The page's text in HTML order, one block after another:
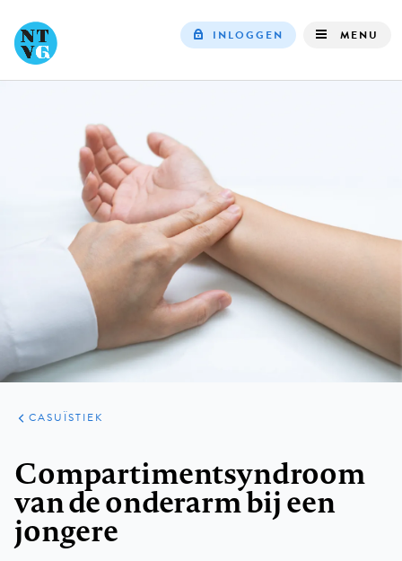
INLOGGEN MENU
ARTIKELEN
PRAKTIJK
CASUÏSTIEK
Compartimentsyndroom
van de onderarm bij een
jongere